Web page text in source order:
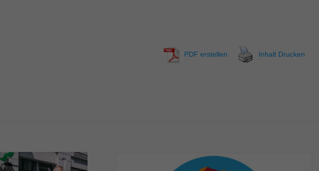
PDF erstellen Inhalt Drucken